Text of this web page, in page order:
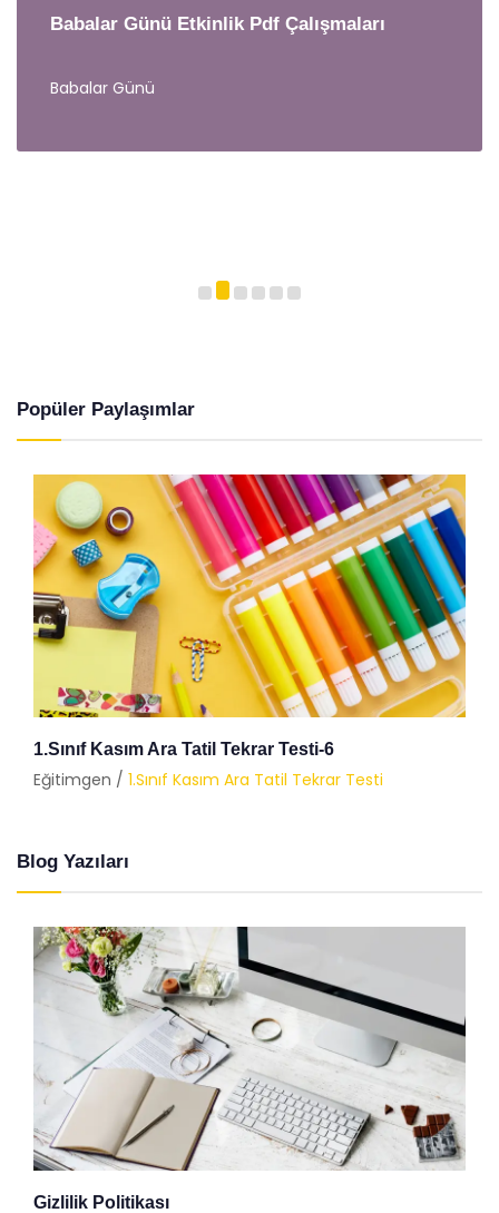
Babalar Günü Etkinlik Pdf Çalışmaları
Babalar Günü
Popüler Paylaşımlar
1.Sınıf Kasım Ara Tatil Tekrar Testi-6
Eğitimgen / 1.Sınıf Kasım Ara Tatil Tekrar Testi
Blog Yazıları
Gizlilik Politikası